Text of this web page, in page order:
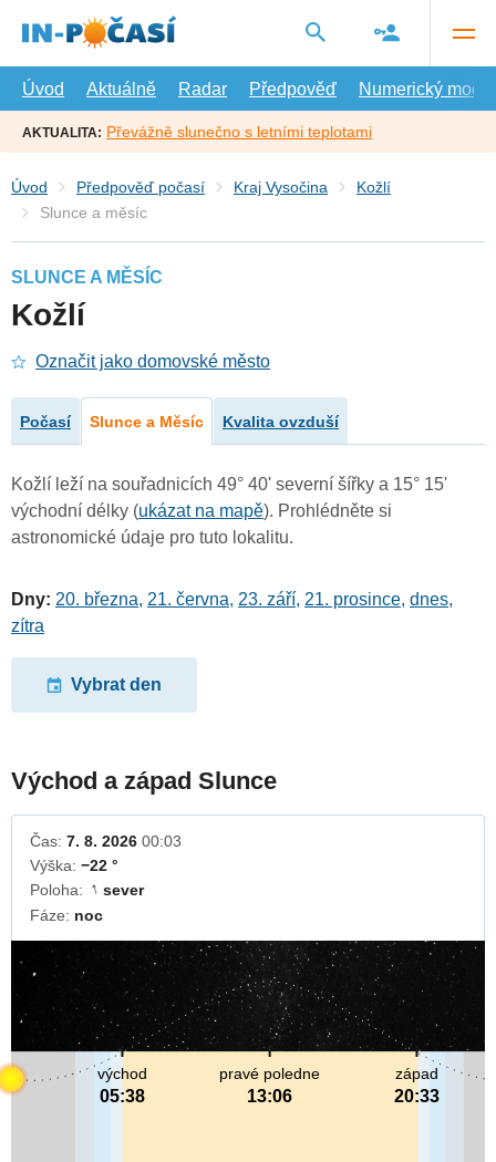
hlavní
Úvod
Aktuálně Radar Předpověď Numerický model
AKTUALITA: Převážně slunečno s letními teplotami
Úvod Předpověď počasí Kraj Vysočina
Kožlí
Slunce a měsíc
SLUNCE A MĚSÍC
Kožlí
Označit jako domovské město
Počasí Slunce a Měsíc Kvalita ovzduší
Kožlí leží na souřadnicích 49° 40' severní šířky a 15° 15'
východní délky (ukázat na mapě). Prohlédněte si
astronomické údaje pro tuto lokalitu.
Dny: 20. března, 21. června, 23. září, 21. prosince, dnes,
zítra
Vybrat den
Východ a západ Slunce
Čas: 7. 8. 2026 00:03
Výška: −22 °
Poloha: ↓ sever
Fáze: noc
pravé poledne
13:06
východ
05:38
západ
20:33